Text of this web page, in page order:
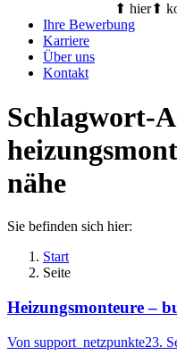
⬆︎ hier⬆︎
Ihre Bewerbung
Karriere
Über uns
Kontakt
Schlagwort-
nähe
Sie befinden sich hier:
Start
Seite
Heizungsmonteure –
Von support_netzpunkte23.